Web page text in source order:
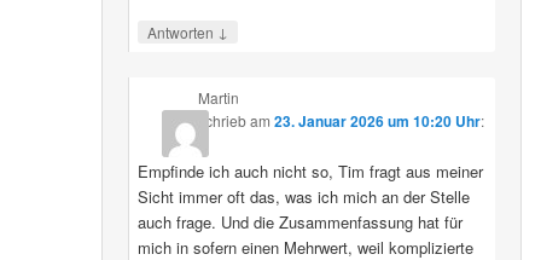
Antworten ↓
Martin
schriebam 23. Januar 2026 um 10:20 Uhr:
Empfinde ich auch nicht so, Tim fragt aus meiner
Sicht immer oft das, was ich mich an der Stelle
auch frage. Und die Zusammenfassung hat für
mich in sofern einen Mehrwert, weil komplizierte